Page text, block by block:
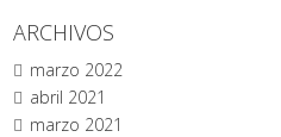
ARCHIVOS
marzo 2022
abril 2021
marzo 2021